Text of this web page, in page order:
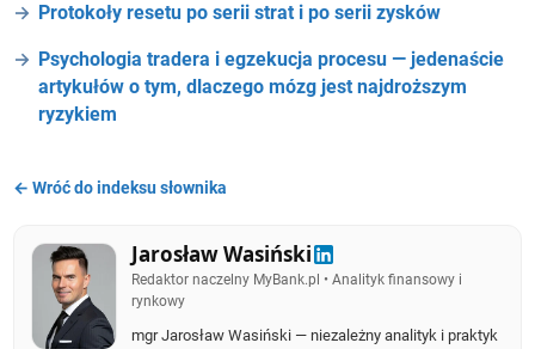
Protokoły resetu po serii strat i po serii zysków
Psychologia tradera i egzekucja procesu — jedenaście
artykułów o tym, dlaczego mózg jest najdroższym
ryzykiem
← Wróć do indeksu słownika
Jarosław Wasiński
Redaktor naczelny MyBank.pl • Analityk finansowy i
rynkowy
mgr Jarosław Wasiński — niezależny analityk i praktyk